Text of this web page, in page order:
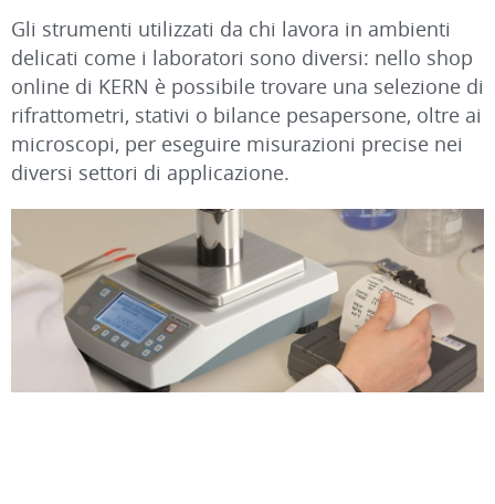
Gli strumenti utilizzati da chi lavora in ambienti
delicati come i laboratori sono diversi: nello shop
online di KERN è possibile trovare una selezione di
rifrattometri, stativi o bilance pesapersone, oltre ai
microscopi, per eseguire misurazioni precise nei
diversi settori di applicazione.